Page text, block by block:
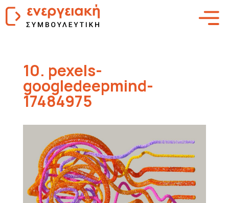
10. pexels-
googledeepmind-
17484975